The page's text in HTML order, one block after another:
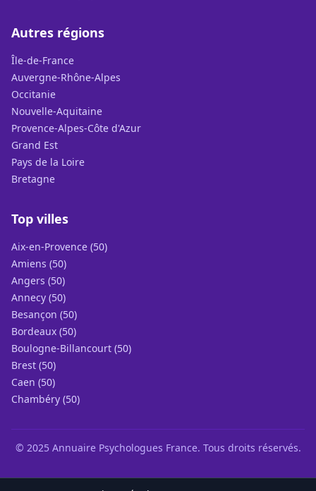
Autres régions
Île-de-France
Auvergne-Rhône-Alpes
Occitanie
Nouvelle-Aquitaine
Provence-Alpes-Côte d'Azur
Grand Est
Pays de la Loire
Bretagne
Top villes
Aix-en-Provence (50)
Amiens (50)
Angers (50)
Annecy (50)
Besançon (50)
Bordeaux (50)
Boulogne-Billancourt (50)
Brest (50)
Caen (50)
Chambéry (50)
© 2025 Annuaire Psychologues France. Tous droits réservés.